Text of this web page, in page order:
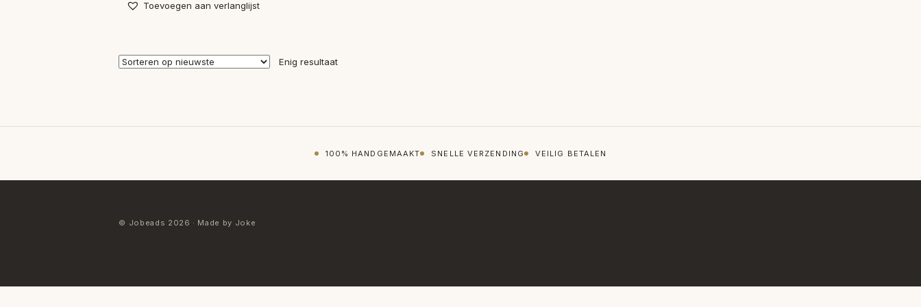
Toevoegen aan verlanglijst
Enig resultaat
100% HANDGEMAAKT SNELLE VERZENDING VEILIG BETALEN
© Jobeads 2026 · Made by Joke